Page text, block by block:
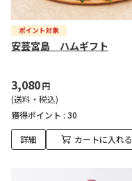
安芸宮島 ハムギフト
3,080円
(送料・税込)
獲得ポイント : 30
詳細 カートに入れる